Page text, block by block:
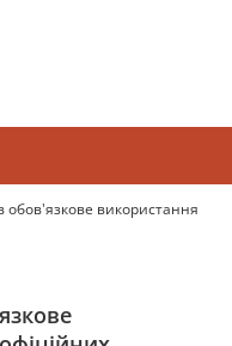
обов'язкове використання